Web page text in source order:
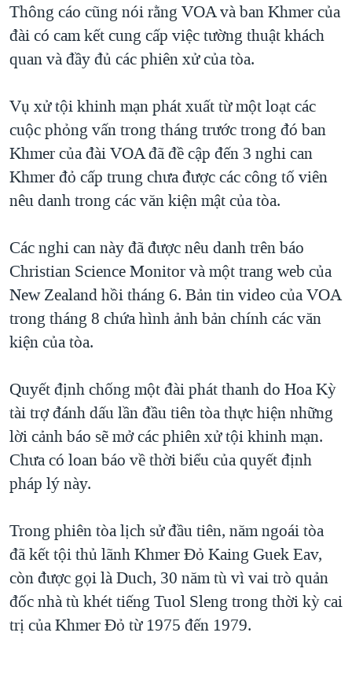
Thông cáo cũng nói rằng VOA và ban Khmer của
đài có cam kết cung cấp việc tường thuật khách
quan và đầy đủ các phiên xử của tòa.
Vụ xử tội khinh mạn phát xuất từ một loạt các
cuộc phỏng vấn trong tháng trước trong đó ban
Khmer của đài VOA đã đề cập đến 3 nghi can
Khmer đỏ cấp trung chưa được các công tố viên
nêu danh trong các văn kiện mật của tòa.
Các nghi can này đã được nêu danh trên báo
Christian Science Monitor và một trang web của
New Zealand hồi tháng 6. Bản tin video của VOA
trong tháng 8 chứa hình ảnh bản chính các văn
kiện của tòa.
Quyết định chống một đài phát thanh do Hoa Kỳ
tài trợ đánh dấu lần đầu tiên tòa thực hiện những
lời cảnh báo sẽ mở các phiên xử tội khinh mạn.
Chưa có loan báo về thời biểu của quyết định
pháp lý này.
Trong phiên tòa lịch sử đầu tiên, năm ngoái tòa
đã kết tội thủ lãnh Khmer Đỏ Kaing Guek Eav,
còn được gọi là Duch, 30 năm tù vì vai trò quản
đốc nhà tù khét tiếng Tuol Sleng trong thời kỳ cai
trị của Khmer Đỏ từ 1975 đến 1979.